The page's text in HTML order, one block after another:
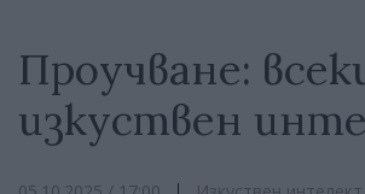
Проучване:
изкуствен